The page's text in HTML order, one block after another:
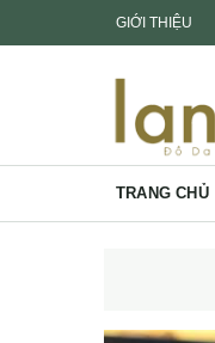
GIỚI THIỆU
TRANG CHỦ